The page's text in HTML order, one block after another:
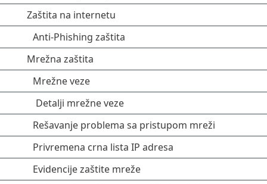
Zaštita na internetu
Anti-Phishing zaštita
Mrežna zaštita
Mrežne veze
Detalji mrežne veze
Rešavanje problema sa pristupom mreži
Privremena crna lista IP adresa
Evidencije zaštite mreže